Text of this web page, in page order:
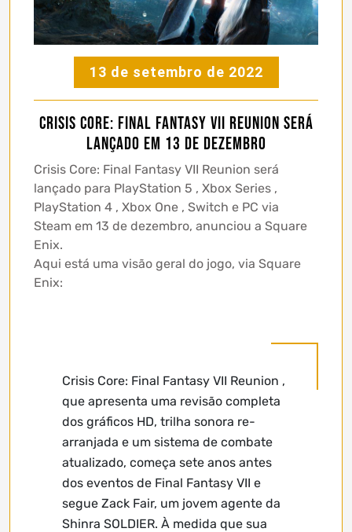
13 de setembro de 2022
Crisis Core: Final Fantasy VII Reunion será
lançado em 13 de dezembro
Crisis Core: Final Fantasy VII Reunion será
lançado para PlayStation 5 , Xbox Series ,
PlayStation 4 , Xbox One , Switch e PC via
Steam em 13 de dezembro, anunciou a Square
Enix.
Aqui está uma visão geral do jogo, via Square
Enix:
Crisis Core: Final Fantasy VII Reunion ,
que apresenta uma revisão completa
dos gráficos HD, trilha sonora re-
arranjada e um sistema de combate
atualizado, começa sete anos antes
dos eventos de Final Fantasy VII e
segue Zack Fair, um jovem agente da
Shinra SOLDIER. À medida que sua